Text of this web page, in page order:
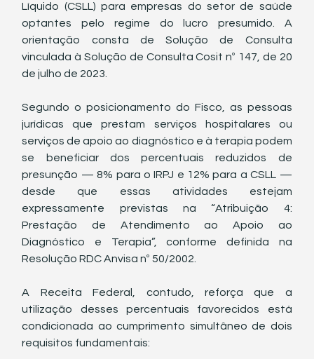
Líquido (CSLL) para empresas do setor de saúde
optantes pelo regime do lucro presumido. A
orientação consta de Solução de Consulta
vinculada à Solução de Consulta Cosit nº 147, de 20
de julho de 2023.
Segundo o posicionamento do Fisco, as pessoas
jurídicas que prestam serviços hospitalares ou
serviços de apoio ao diagnóstico e à terapia podem
se beneficiar dos percentuais reduzidos de
presunção — 8% para o IRPJ e 12% para a CSLL —
desde que essas atividades estejam
expressamente previstas na “Atribuição 4:
Prestação de Atendimento ao Apoio ao
Diagnóstico e Terapia”, conforme definida na
Resolução RDC Anvisa nº 50/2002.
A Receita Federal, contudo, reforça que a
utilização desses percentuais favorecidos está
condicionada ao cumprimento simultâneo de dois
requisitos fundamentais: